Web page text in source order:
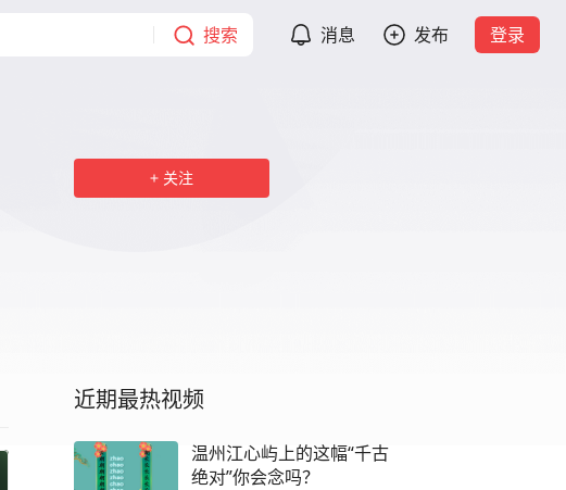
搜索 消息 发布 登录
关注
近期最热视频
温州江心屿上的这幅“千古
绝对”你会念吗？